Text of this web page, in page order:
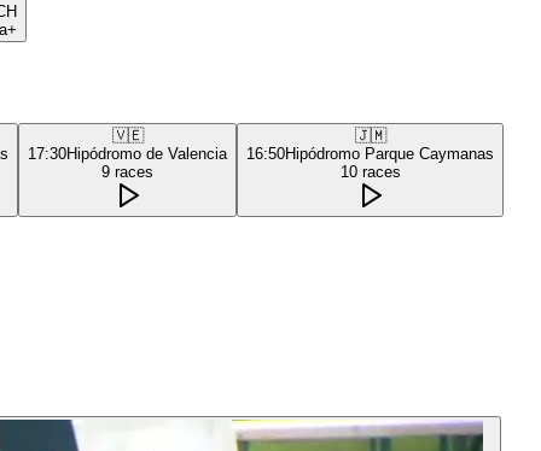
🇻🇪
17:30Hipódromo de Valencia
9 races
🇯🇲
16:50Hipódromo Parque Caymanas
10 races